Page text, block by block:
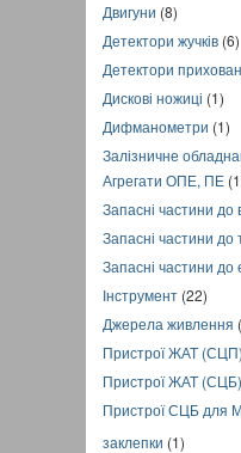
Двигуни (8)
Детектори жучків (6)
Детектори
Дискові ножиці (1)
Дифманометри (1)
Залізничне
Агрегати ОПЕ, ПЕ
Запасні частини до
Запасні частини до
Запасні частини до
Інструмент (22)
Джерела живлення
Пристрої ЖАТ (СЦП)
Пристрої ЖАТ
Пристрої СЦБ для
заклепки (1)